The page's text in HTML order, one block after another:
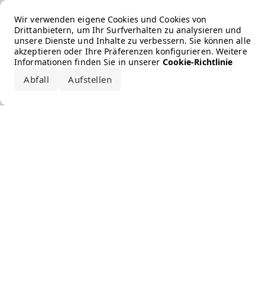
Wir verwenden eigene Cookies und Cookies von
Drittanbietern, um Ihr Surfverhalten zu analysieren und
unsere Dienste und Inhalte zu verbessern. Sie können alle
akzeptieren oder Ihre Präferenzen konfigurieren. Weitere
Informationen finden Sie in unserer Cookie-Richtlinie
Abfall Aufstellen
Error loading the brand